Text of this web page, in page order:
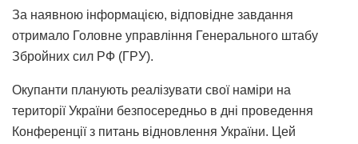
За наявною інформацією, відповідне завдання
отримало Головне управління Генерального штабу
Збройних сил РФ (ГРУ).
Окупанти планують реалізувати свої наміри на
території України безпосередньо в дні проведення
Конференції з питань відновлення України. Цей